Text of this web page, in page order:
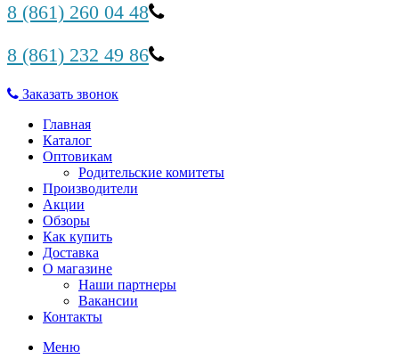
8 (861) 260 04 48
8 (861) 232 49 86
Заказать звонок
Главная
Каталог
Оптовикам
Родительские комитеты
Производители
Акции
Обзоры
Как купить
Доставка
О магазине
Наши партнеры
Вакансии
Контакты
Меню